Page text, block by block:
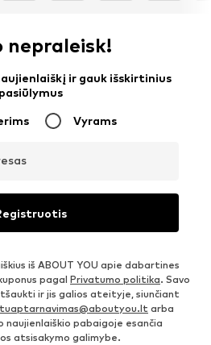
nepraleisk!
ir gauk išskirtinius
pasiūlymus
Vyrams
iš ABOUT YOU apie dabartines
pagal Privatumo politika. Savo
ir jis galios ateityje, siunčiant
arba
naujienlaiškio pabaigoje esančia
atsisakymo galimybe.